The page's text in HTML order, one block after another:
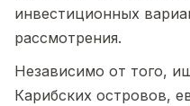
инвестиционных
рассмотрения.
Независимо от того,
Карибских островов,